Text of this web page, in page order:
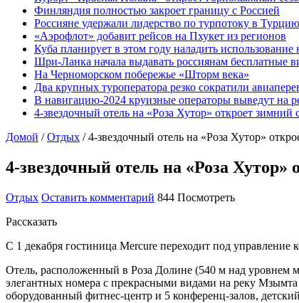
Финляндия полностью закроет границу с Россией
Россияне удержали лидерство по турпотоку в Турцию
«Аэрофлот» добавит рейсов на Пхукет из регионов
Куба планирует в этом году наладить
Шри-Ланка начала выдавать россиянам бесплатные
На Черноморском побережье «Шторм века»
Два крупных туроператора резко сократили
В навигацию-2024 круизные операторы выведут на
4-звездочный отель на «Роза Хутор» откроет
Домой / Отдых / 4-звездочный отель на «Роза Хутор»
4-звездочный отель на «Роза
Отдых Оставить комментарий 844 Посмотреть
Рассказать
С 1 декабря гостиница Mercure переходит под
Отель, расположенный в Роза Долине (540 м над уровнем
элегантных номера c прекрасными видами на реку
оборудованный фитнес-центр и 5 конференц-залов,